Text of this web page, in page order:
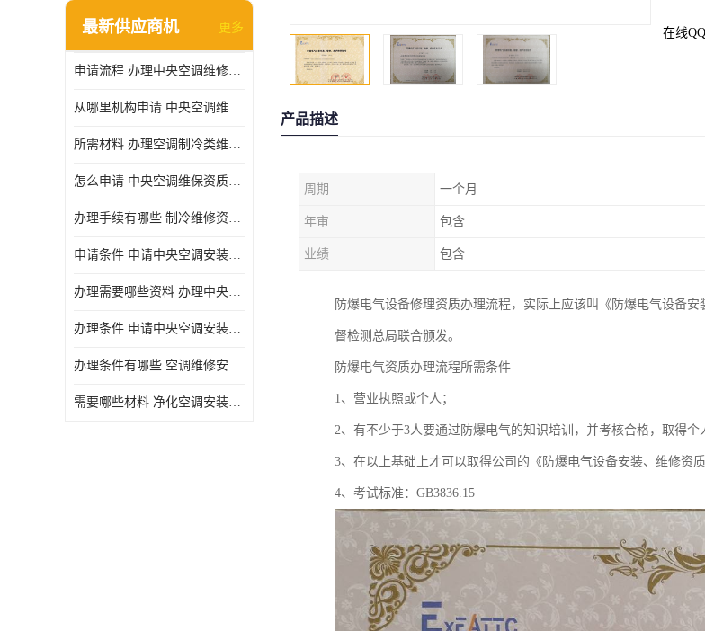
最新供应商机 更多
申请流程 办理中央空调维修安装资质所需材料
从哪里机构申请 中央空调维修安装资质申请材料
所需材料 办理空调制冷类维修资质有什么要求
怎么申请 中央空调维保资质需要哪些手续
办理手续有哪些 制冷维修资质需要什么条件
申请条件 申请中央空调安装维修资质需要哪些手续
办理需要哪些资料 办理中央空调维修安装资质手续有哪些
办理条件 申请中央空调安装维修资质需要什么条件
办理条件有哪些 空调维修安装资质需要哪些条件
需要哪些材料 净化空调安装维修资质怎么办理流程
在线QQ
产品描述
周期 一个月
年审 包含
业绩 包含
防爆电气设备修理资质办理流程，实际上应该叫《防爆电气设备
督检测总局联合颁发。
防爆电气资质办理流程所需条件
1、营业执照或个人；
2、有不少于3人要通过防爆电气的知识培训，并考核合格，取得
3、在以上基础上才可以取得公司的《防爆电气设备安装、维修资
4、考试标准：GB3836.15